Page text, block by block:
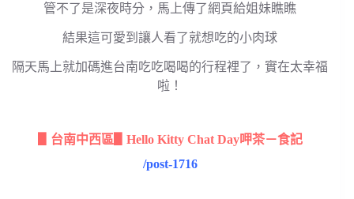
管不了是深夜時分，馬上傳了網頁給姐妹瞧瞧
結果這可愛到讓人看了就想吃的小肉球
隔天馬上就加碼進台南吃吃喝喝的行程裡了，實在太幸福
啦！
▋台南中西區▋Hello Kitty Chat Day呷茶－食記
/post-1716